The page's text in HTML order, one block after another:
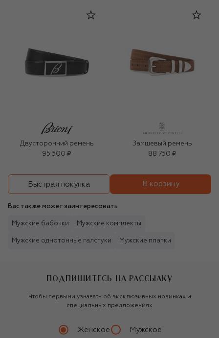
Двусторонний ремень
95 500 ₽
Замшевый ремень
88 750 ₽
Быстрая покупка В корзину
Вас также может заинтересовать
Мужские бабочки Мужские комплекты
Мужские однотонные галстуки Мужские платки
ПОДПИШИТЕСЬ НА РАССЫЛКУ
Чтобы первыми узнавать об эксклюзивных новинках и
специальных предложениях
Женское Мужское